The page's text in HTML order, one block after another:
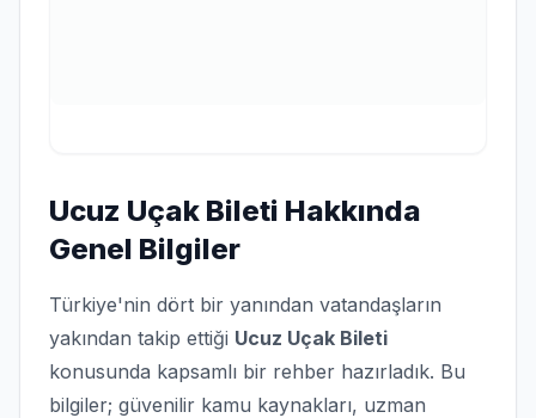
Ucuz Uçak Bileti Hakkında
Genel Bilgiler
Türkiye'nin dört bir yanından vatandaşların
yakından takip ettiği Ucuz Uçak Bileti
konusunda kapsamlı bir rehber hazırladık. Bu
bilgiler; güvenilir kamu kaynakları, uzman